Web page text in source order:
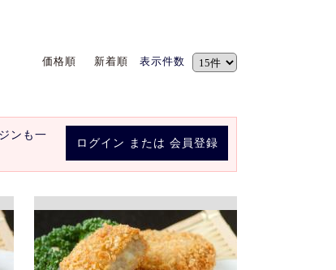
価格順 新着順 表示件数
ログイン または 会員登録
ンも一